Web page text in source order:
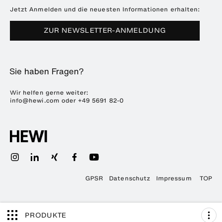
Broschüren & Kataloge
Downloads
Häufig gestellte Fragen
Presse
Messetermine
Nachhaltigkeit
Kunststofftechnik
ENTRO
Jetzt Anmelden und die neuesten Informationen erhalten:
ZUR NEWSLETTER-ANMELDUNG
Sie haben Fragen?
Wir helfen gerne weiter:
info@hewi.com oder +49 5691 82-0
TOP
GPSR Datenschutz Impressum
PRODUKTE